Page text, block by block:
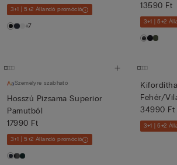
3+1 | 5+2 Állandó promóció
+7
13590 Ft
3+1 | 5+2
Személyre szabható
Hosszú Pizsama Superior
Pamutból
17990 Ft
3+1 | 5+2 Állandó promóció
Fehér/
34990 Ft
3+1 | 5+2